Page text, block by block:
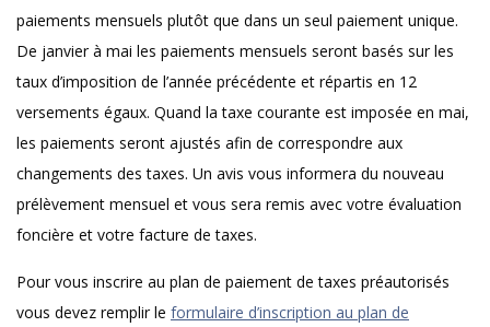
paiements mensuels plutôt que dans un seul paiement unique.
De janvier à mai les paiements mensuels seront basés sur les
taux d’imposition de l’année précédente et répartis en 12
versements égaux. Quand la taxe courante est imposée en mai,
les paiements seront ajustés afin de correspondre aux
changements des taxes. Un avis vous informera du nouveau
prélèvement mensuel et vous sera remis avec votre évaluation
foncière et votre facture de taxes.
Pour vous inscrire au plan de paiement de taxes préautorisés
vous devez remplir le formulaire d’inscription au plan de